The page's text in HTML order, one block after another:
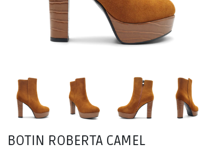
BOTIN ROBERTA CAMEL